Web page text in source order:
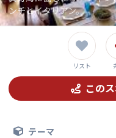
ンチとイタリアン。
リスト
この
テーマ